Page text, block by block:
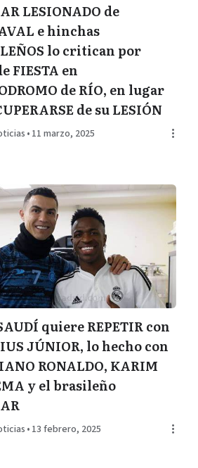
LESIONADO de
e hinchas
lo critican por
FIESTA en
de RÍO, en lugar
de su LESIÓN
• 11 marzo, 2025
quiere REPETIR con
JÚNIOR, lo hecho con
RONALDO, KARIM
y el brasileño
• 13 febrero, 2025